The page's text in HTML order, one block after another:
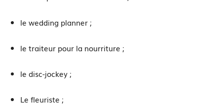
le wedding planner ;
le traiteur pour la nourriture ;
le disc-jockey ;
Le fleuriste ;